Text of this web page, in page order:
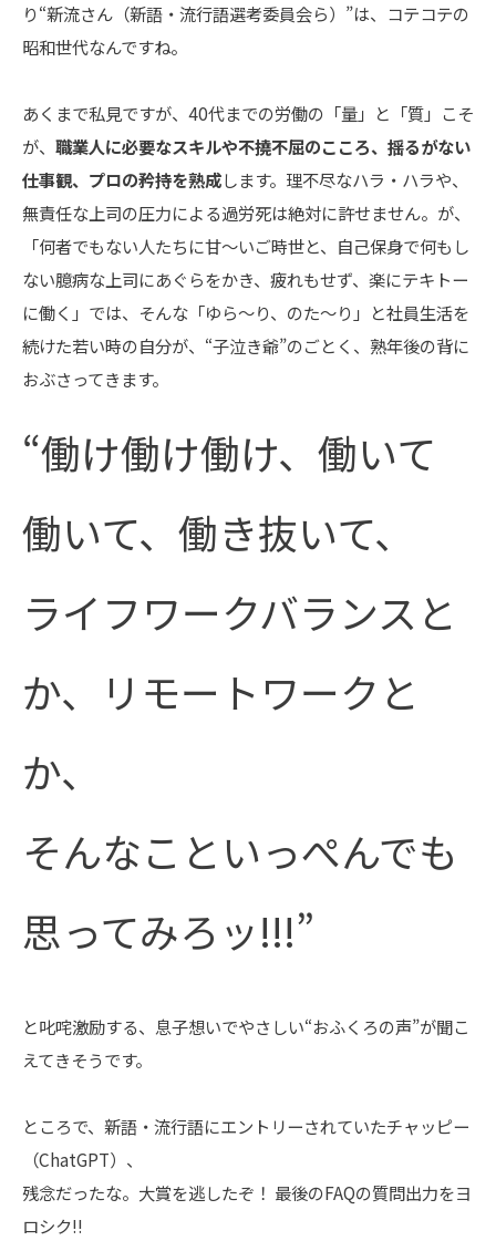
り“新流さん（新語・流行語選考委員会ら）”は、コテコテの
昭和世代なんですね。
あくまで私見ですが、40代までの労働の「量」と「質」こそ
が、 職業人に必要なスキルや不撓不屈のこころ、揺るがない
仕事観、プロの矜持を熟成します。理不尽なハラ・ハラや、
無責任な上司の圧力による過労死は絶対に許せません。が、
「何者でもない人たちに甘〜いご時世と、自己保身で何もし
ない臆病な上司にあぐらをかき、疲れもせず、楽にテキトー
に働く」では、そんな「ゆら〜り、のた〜り」と社員生活を
続けた若い時の自分が、“子泣き爺”のごとく、熟年後の背に
おぶさってきます。
“働け働け働け、働いて
働いて、働き抜いて、
ライフワークバランスと
か、リモートワークと
か、
そんなこといっぺんでも
思ってみろッ!!!”
と叱咤激励する、息子想いでやさしい“おふくろの声”が聞こ
えてきそうです。
ところで、新語・流行語にエントリーされていたチャッピー
（ChatGPT）、
残念だったな。大賞を逃したぞ！ 最後のFAQの質問出力をヨ
ロシク!!